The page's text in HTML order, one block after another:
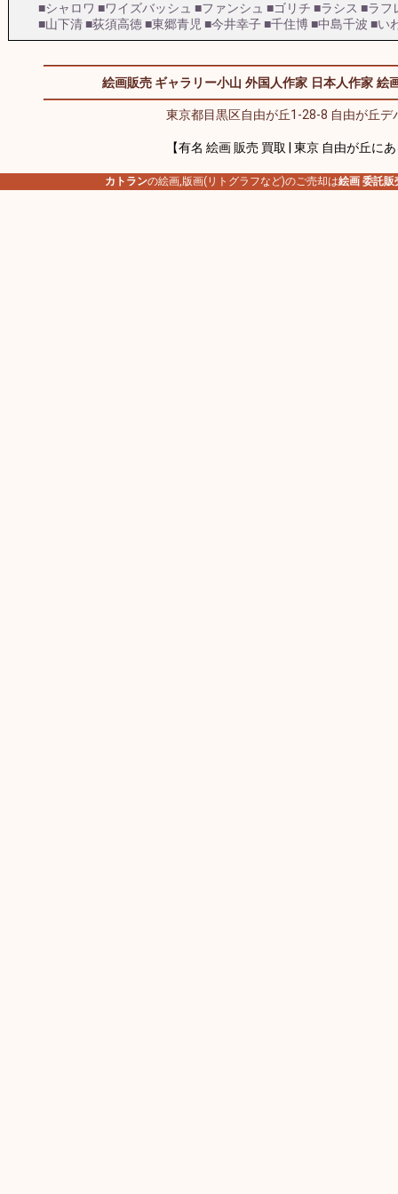
■シャロワ ■ワイズバッシュ ■ファンシュ ■ゴリチ ■ラシス ■ラフ
■山下清■荻須高徳■東郷青児 ■今井幸子■千住博■中島千波 ■い
絵画販売 ギャラリー小山 外国人作家 日本人作家 絵
東京都目黒区自由が丘1-28-8 自由が丘デ
【有名 絵画 販売 買取 | 東京 自由が丘に
カトランの絵画,版画(リトグラフなど)のご売却は絵画 委託販